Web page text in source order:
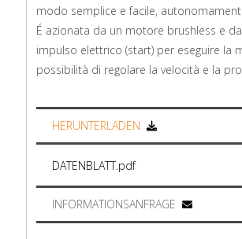
modo semplice e facile,
É azionata da un motore brushless e
impulso elettrico (start) per eseguire la
possibilità di regolare la velocità e la
HERUNTERLADEN
DATENBLATT.pdf
INFORMATIONSANFRAGE